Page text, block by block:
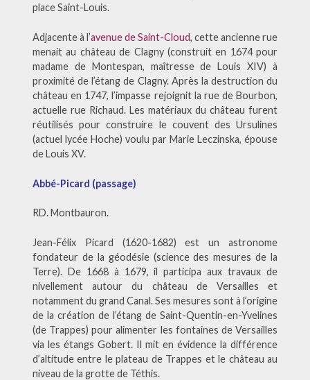
place Saint-Louis.
Adjacente à l’avenue de Saint-Cloud, cette ancienne rue
menait au château de Clagny (construit en 1674 pour
madame de Montespan, maîtresse de Louis XIV) à
proximité de l’étang de Clagny. Après la destruction du
château en 1747, l’impasse rejoignit la rue de Bourbon,
actuelle rue Richaud. Les matériaux du château furent
réutilisés pour construire le couvent des Ursulines
(actuel lycée Hoche) voulu par Marie Leczinska, épouse
de Louis XV.
Abbé-Picard (passage)
RD. Montbauron.
Jean-Félix Picard (1620-1682) est un astronome
fondateur de la géodésie (science des mesures de la
Terre). De 1668 à 1679, il participa aux travaux de
nivellement autour du château de Versailles et
notamment du grand Canal. Ses mesures sont à l’origine
de la création de l’étang de Saint-Quentin-en-Yvelines
(de Trappes) pour alimenter les fontaines de Versailles
via les étangs Gobert. Il mit en évidence la différence
d’altitude entre le plateau de Trappes et le château au
niveau de la grotte de Téthis.